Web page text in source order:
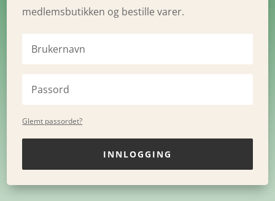
medlemsbutikken og bestille varer.
Glemt passordet?
INNLOGGING